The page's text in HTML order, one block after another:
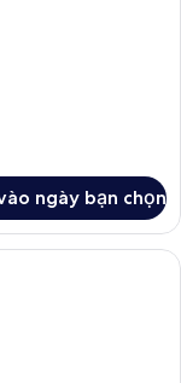
ngày bạn chọn